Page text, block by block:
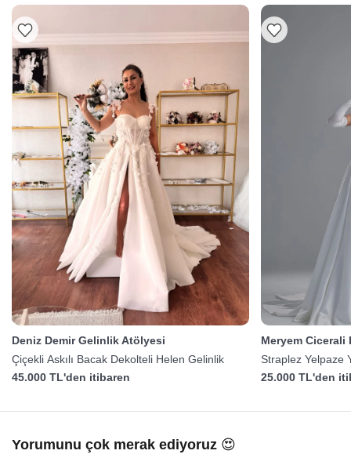
Deniz Demir Gelinlik Atölyesi
Çiçekli Askılı Bacak Dekolteli Helen Gelinlik
45.000 TL'den itibaren
Meryem Cicerali
Straplez Yelpaze
25.000 TL'den
Yorumunu çok merak ediyoruz 😍